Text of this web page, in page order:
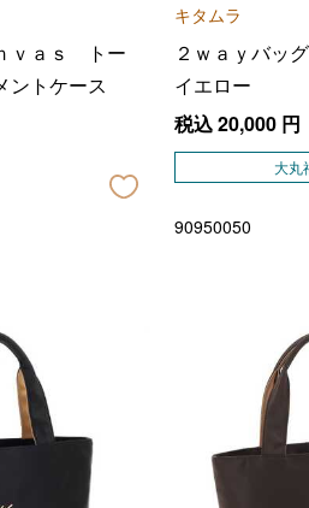
ｖａｓ トー
ントケース
キタムラ
２ｗａｙバッ
イエロー
税込20,000 円
大丸
90950050